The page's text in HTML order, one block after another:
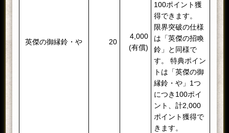
英傑の御縁鈴・や 20
4,000
(有償)
100ポイント獲
得できます。
限界突破の仕様
は「英傑の招喚
鈴」と同様で
す。 特典ポイン
トは「英傑の御
縁鈴・や」1つ
につき100ポイ
ント、計2,000
ポイント獲得で
きます。